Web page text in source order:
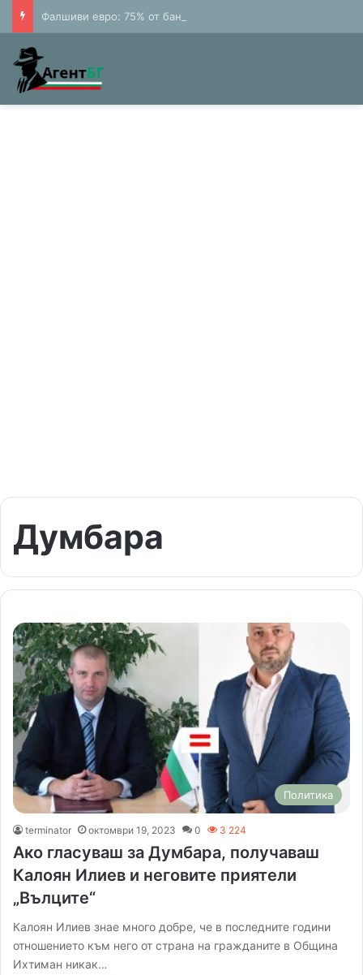
Думбара
Политика
terminator октомври 19, 2023 0 3 224
Ако гласуваш за Думбара, получаваш
Калоян Илиев и неговите приятели
„Вълците“
Калоян Илиев знае много добре, че в последните години
отношението към него от страна на гражданите в Община
Ихтиман никак…